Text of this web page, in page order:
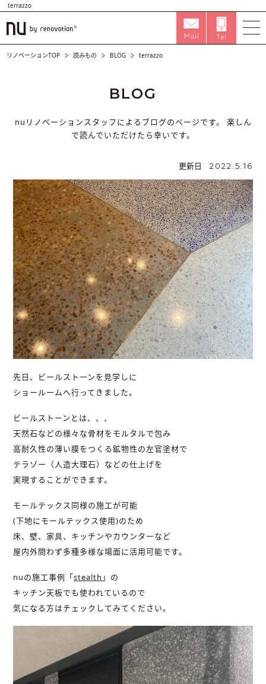
terrazzo
リノベーションTOP 読みもの BLOG terrazzo
BLOG
nuリノベーションスタッフによるブログのページです。
楽しん
で読んでいただけたら幸いです。
更新日 2022.5.16
先日、ビールストーンを見学しに
ショールームへ行ってきました。
ビールストーンとは、、、
天然石などの様々な骨材をモルタルで包み
高耐久性の薄い膜をつくる鉱物性の左官塗材で
テラゾー（人造大理石）などの仕上げを
実現することができます。
モールテックス同様の施工が可能
(下地にモールテックス使用)のため
床、壁、家具、キッチンやカウンターなど
屋内外問わず多種多様な場面に活用可能です。
nuの施工事例「stealth 」の
キッチン天板でも使われているので
気になる方はチェックしてみてください。